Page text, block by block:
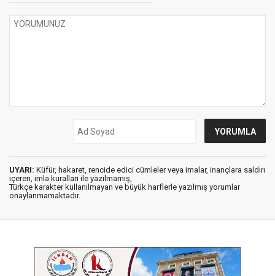
UYARI: Küfür, hakaret, rencide edici cümleler veya imalar, inançlara saldırı
içeren, imla kuralları ile yazılmamış,
Türkçe karakter kullanılmayan ve büyük harflerle yazılmış yorumlar
onaylanmamaktadır.